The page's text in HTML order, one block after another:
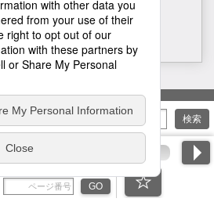
1
検索
GO